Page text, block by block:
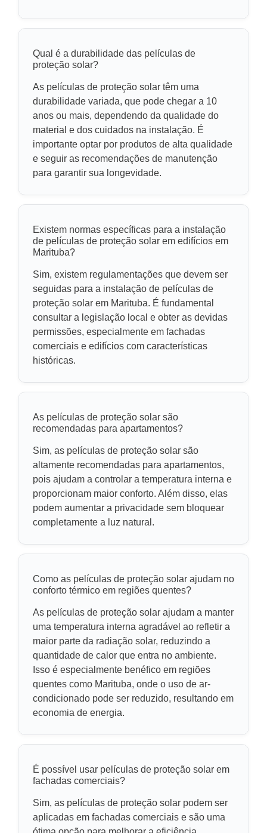
Qual é a durabilidade das películas de
proteção solar?
As películas de proteção solar têm uma
durabilidade variada, que pode chegar a 10
anos ou mais, dependendo da qualidade do
material e dos cuidados na instalação. É
importante optar por produtos de alta qualidade
e seguir as recomendações de manutenção
para garantir sua longevidade.
Existem normas específicas para a instalação
de películas de proteção solar em edifícios em
Marituba?
Sim, existem regulamentações que devem ser
seguidas para a instalação de películas de
proteção solar em Marituba. É fundamental
consultar a legislação local e obter as devidas
permissões, especialmente em fachadas
comerciais e edifícios com características
históricas.
As películas de proteção solar são
recomendadas para apartamentos?
Sim, as películas de proteção solar são
altamente recomendadas para apartamentos,
pois ajudam a controlar a temperatura interna e
proporcionam maior conforto. Além disso, elas
podem aumentar a privacidade sem bloquear
completamente a luz natural.
Como as películas de proteção solar ajudam no
conforto térmico em regiões quentes?
As películas de proteção solar ajudam a manter
uma temperatura interna agradável ao refletir a
maior parte da radiação solar, reduzindo a
quantidade de calor que entra no ambiente.
Isso é especialmente benéfico em regiões
quentes como Marituba, onde o uso de ar-
condicionado pode ser reduzido, resultando em
economia de energia.
É possível usar películas de proteção solar em
fachadas comerciais?
Sim, as películas de proteção solar podem ser
aplicadas em fachadas comerciais e são uma